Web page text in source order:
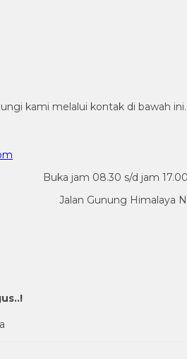
kami melalui kontak di bawah ini.
Buka jam 08.30 s/d jam
Jalan Gunung Himalaya